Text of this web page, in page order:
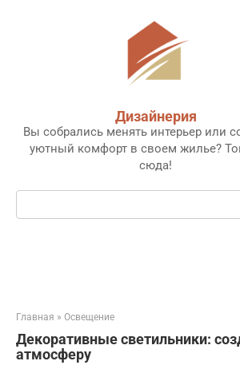
Дизайнерия
Вы собрались менять интерьер или
уютный комфорт в своем жилье?
сюда!
Поиск:
Главная » Освещение
Декоративные светильники:
атмосферу